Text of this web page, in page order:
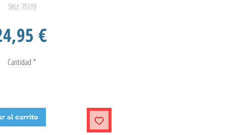
SKU: 75119
€Precio
Cantidad *
al carrito